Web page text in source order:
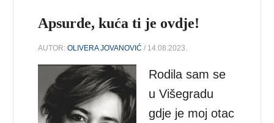
Apsurde, kuća ti je ovdje!
AUTOR:OLIVERA JOVANOVIĆ / 14.08.2023.
Rodila sam se
u Višegradu
gdje je moj otac